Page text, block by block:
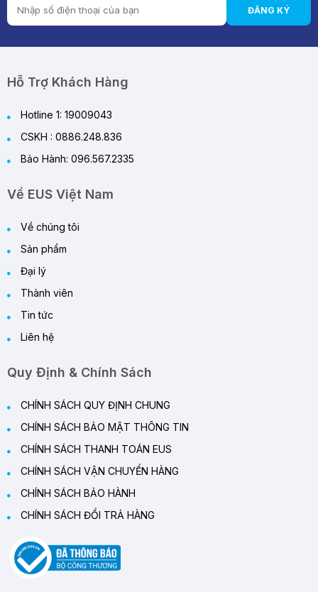
ĐĂNG KÝ
Hỗ Trợ Khách Hàng
Hotline 1: 19009043
CSKH : 0886.248.836
Bảo Hành: 096.567.2335
Về EUS Việt Nam
Về chúng tôi
Sản phẩm
Đại lý
Thành viên
Tin tức
Liên hệ
Quy Định & Chính Sách
CHÍNH SÁCH QUY ĐỊNH CHUNG
CHÍNH SÁCH BẢO MẬT THÔNG TIN
CHÍNH SÁCH THANH TOÁN EUS
CHÍNH SÁCH VẬN CHUYỂN HÀNG
CHÍNH SÁCH BẢO HÀNH
CHÍNH SÁCH ĐỔI TRẢ HÀNG